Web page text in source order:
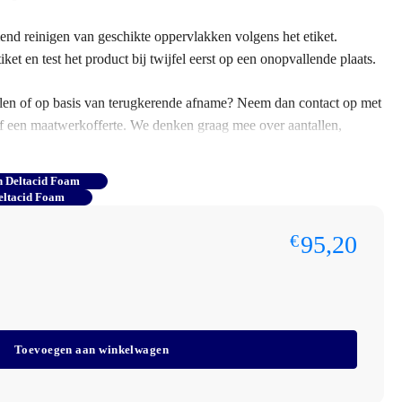
reinigen van geschikte oppervlakken volgens het etiket.
en test het product bij twijfel eerst op een onopvallende plaats.
of op basis van terugkerende afname? Neem dan contact op met
maatwerkofferte. We denken graag mee over aantallen,
download het beschikbare product- of veiligheidsinformatieblad.
Deltacid Foam
Foam
€95,20
Toevoegen aan winkelwagen